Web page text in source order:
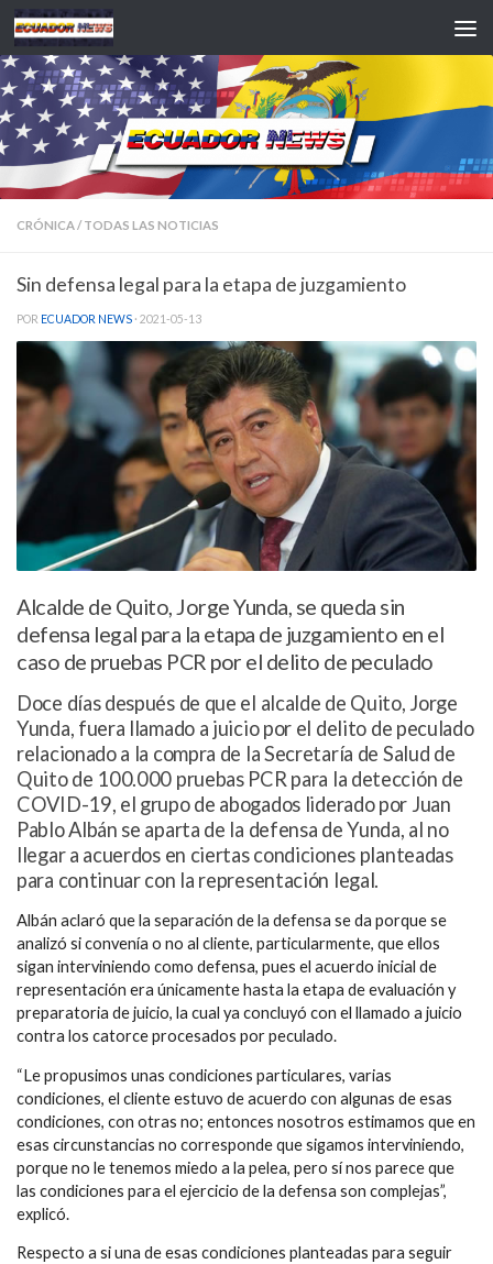
Saltar al contenido
CRÓNICA/ TODAS LAS NOTICIAS
Sin defensa legal para la etapa de juzgamiento
POR ECUADOR NEWS · 2021-05-13
Alcalde de Quito, Jorge Yunda, se queda sin
defensa legal para la etapa de juzgamiento en el
caso de pruebas PCR por el delito de peculado
Doce días después de que el alcalde de Quito, Jorge
Yunda, fuera llamado a juicio por el delito de peculado
relacionado a la compra de la Secretaría de Salud de
Quito de 100.000 pruebas PCR para la detección de
COVID-19, el grupo de abogados liderado por Juan
Pablo Albán se aparta de la defensa de Yunda, al no
llegar a acuerdos en ciertas condiciones planteadas
para continuar con la representación legal.
Albán aclaró que la separación de la defensa se da porque se
analizó si convenía o no al cliente, particularmente, que ellos
sigan interviniendo como defensa, pues el acuerdo inicial de
representación era únicamente hasta la etapa de evaluación y
preparatoria de juicio, la cual ya concluyó con el llamado a juicio
contra los catorce procesados por peculado.
“Le propusimos unas condiciones particulares, varias
condiciones, el cliente estuvo de acuerdo con algunas de esas
condiciones, con otras no; entonces nosotros estimamos que en
esas circunstancias no corresponde que sigamos interviniendo,
porque no le tenemos miedo a la pelea, pero sí nos pareceque
las condiciones para el ejercicio de la defensa son complejas”,
explicó.
Respecto a si una de esas condiciones planteadas para seguir